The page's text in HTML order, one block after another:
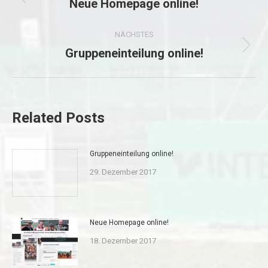
Vorheriger
Neue Homepage online!
NÄCHSTES
Nächster
Gruppeneinteilung online!
Related Posts
Gruppeneinteilung online!
29. Dezember 2017
Neue Homepage online!
18. Dezember 2017